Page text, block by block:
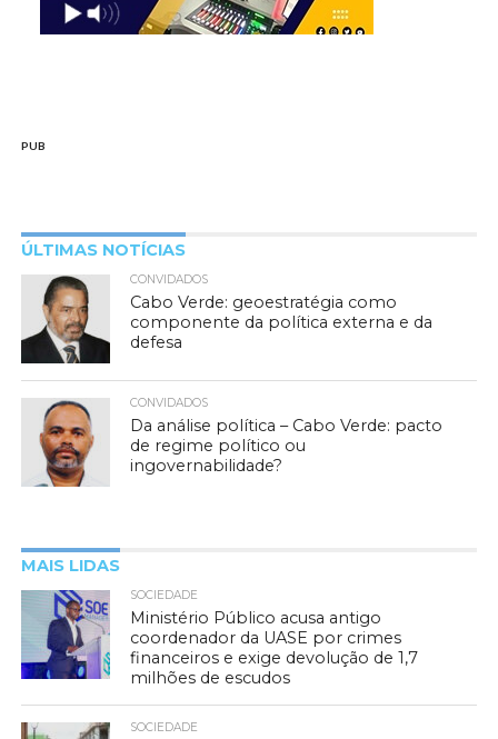
PUB
ÚLTIMAS NOTÍCIAS
CONVIDADOS
Cabo Verde: geoestratégia como
componente da política externa e da
defesa
CONVIDADOS
Da análise política – Cabo Verde: pacto
de regime político ou
ingovernabilidade?
MAIS LIDAS
SOCIEDADE
Ministério Público acusa antigo
coordenador da UASE por crimes
financeiros e exige devolução de 1,7
milhões de escudos
SOCIEDADE